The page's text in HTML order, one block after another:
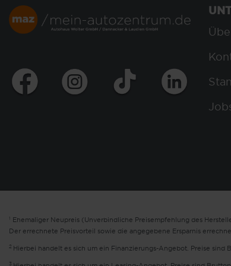
1 Ehemaliger Neupreis (Unverbindliche Preisempfehlung des
Der errechnete Preisvorteil sowie die angegebene Ersparnis
2 Hierbei handelt es sich um ein Finanzierungs-Angebot. Preise sind
3